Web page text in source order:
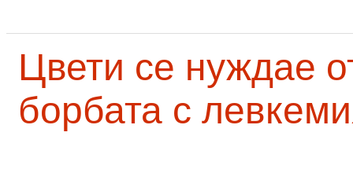
Цвети се нуждае
борбата с